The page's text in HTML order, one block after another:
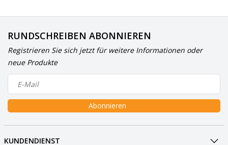
RUNDSCHREIBEN ABONNIEREN
Registrieren Sie sich jetzt für weitere Informationen oder
neue Produkte
Abonnieren
KUNDENDIENST